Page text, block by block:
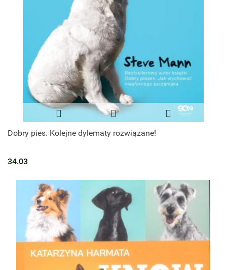
Dobry pies. Kolejne dylematy rozwiązane!
34.03